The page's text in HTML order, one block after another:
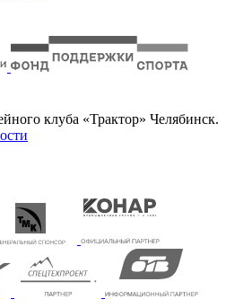
клуба «Трактор» Челябинск.